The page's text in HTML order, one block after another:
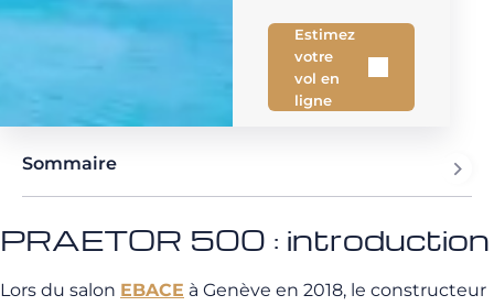
Estimez
votre
vol en
ligne
Sommaire
PRAETOR 500 : introduction
Lors du salon EBACE à Genève en 2018, le constructeur